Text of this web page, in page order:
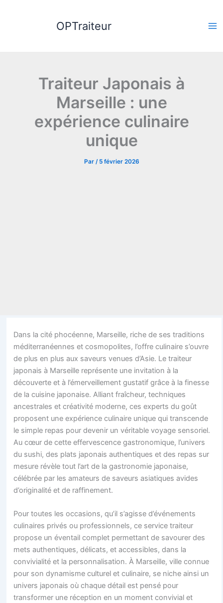
OPTraiteur
Traiteur Japonais à
Marseille : une
expérience culinaire
unique
Par / 5 février 2026
Dans la cité phocéenne, Marseille, riche de ses traditions
méditerranéennes et cosmopolites, l’offre culinaire s’ouvre
de plus en plus aux saveurs venues d’Asie. Le traiteur
japonais à Marseille représente une invitation à la
découverte et à l’émerveillement gustatif grâce à la finesse
de la cuisine japonaise. Alliant fraîcheur, techniques
ancestrales et créativité moderne, ces experts du goût
proposent une expérience culinaire unique qui transcende
le simple repas pour devenir un véritable voyage sensoriel.
Au cœur de cette effervescence gastronomique, l’univers
du sushi, des plats japonais authentiques et des repas sur
mesure révèle tout l’art de la gastronomie japonaise,
célébrée par les amateurs de saveurs asiatiques avides
d’originalité et de raffinement.
Pour toutes les occasions, qu’il s’agisse d’événements
culinaires privés ou professionnels, ce service traiteur
propose un éventail complet permettant de savourer des
mets authentiques, délicats, et accessibles, dans la
convivialité et la personnalisation. À Marseille, ville connue
pour son dynamisme culturel et culinaire, se niche ainsi un
univers japonais où chaque détail est pensé pour
transformer une réception en un moment convivial et